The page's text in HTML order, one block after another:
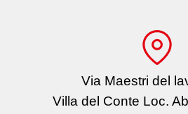
Via Maestri del
Villa del Conte Loc.